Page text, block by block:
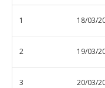
1 18/03/
2 19/03/
3 20/03/